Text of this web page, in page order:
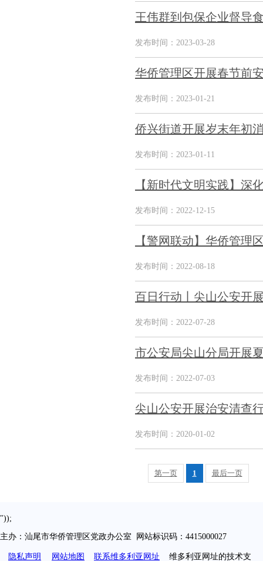
王伟群到包保企业督导
发布时间：2023-03-28
华侨管理区开展春节前
发布时间：2023-01-21
侨兴街道开展岁末年初
发布时间：2023-01-11
【新时代文明实践】深
发布时间：2022-12-15
【警网联动】华侨管理
发布时间：2022-08-18
百日行动丨尖山公安开
发布时间：2022-07-28
市公安局尖山分局开展
发布时间：2022-07-03
尖山公安开展治安清查
发布时间：2020-01-02
第一页 1 最后一页
"));
主办：汕尾市华侨管理区党政办公室 网站标识码：4415000027
隐私声明 网站地图 联系维多利亚网址 维多利亚网址的技术支